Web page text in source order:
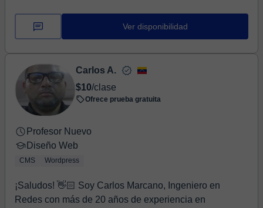
Ver disponibilidad
Carlos A.
$10/clase
Ofrece prueba gratuita
Profesor Nuevo
Diseño Web
CMS Wordpress
¡Saludos! 👋🏻 Soy Carlos Marcano, Ingeniero en
Redes con más de 20 años de experiencia en